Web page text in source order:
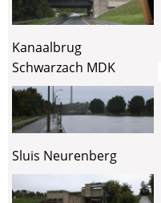
Kanaalbrug
Schwarzach MDK
Sluis Neurenberg